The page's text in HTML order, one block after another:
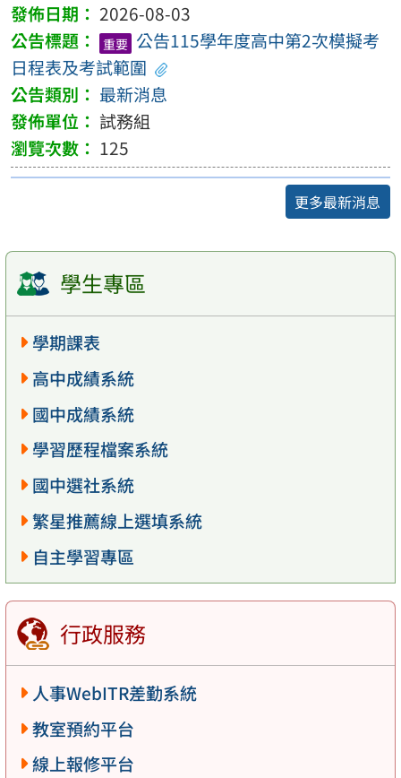
2026-08-03
重要 公告115學年度高中第2次模擬考
日程表及考試範圍
最新消息
試務組
125
更多最新消息
學生專區
學期課表
高中成績系統
國中成績系統
學習歷程檔案系統
國中選社系統
繁星推薦線上選填系統
自主學習專區
行政服務
人事WebITR差勤系統
教室預約平台
線上報修平台